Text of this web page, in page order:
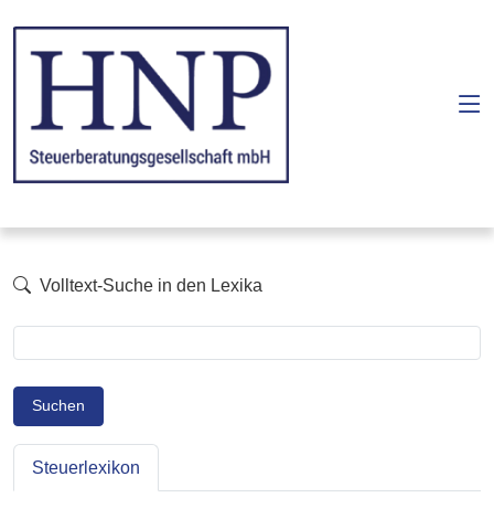
Volltext-Suche in den Lexika
Suchen
Steuerlexikon